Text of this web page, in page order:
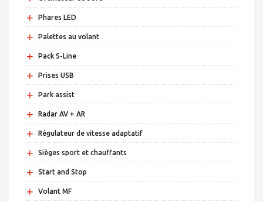
+ Phares LED
+ Palettes au volant
+ Pack S-Line
+ Prises USB
+ Park assist
+ Radar AV + AR
+ Régulateur de vitesse adaptatif
+ Sièges sport et chauffants
+ Start and Stop
+ Volant MF